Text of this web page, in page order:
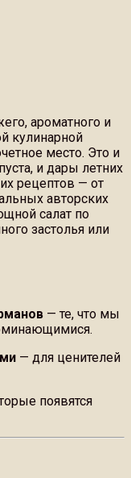
ароматного и
кулинарной
место. Это и
и дары летних
рецептов — от
авторских
салат по
застолья или
— те, что мы
— для ценителей
появятся